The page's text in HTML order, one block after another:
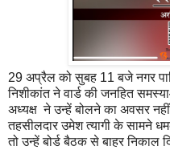
29 अप्रैल को सुबह 11 बजे नगर
निशीकांत ने वार्ड की जनहित
अध्यक्ष ने उन्हें बोलने का अवसर
तहसीलदार उमेश त्यागी के सामने
तो उन्हें बोर्ड बैठक से बाहर